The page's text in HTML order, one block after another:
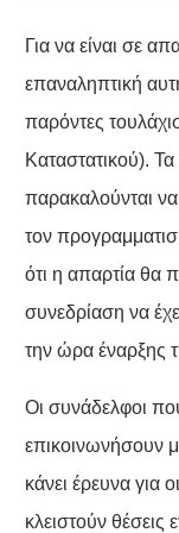
Για να είναι σε
επαναληπτική
παρόντες
Καταστατικού).
παρακαλούνται
τον
ότι η απαρτία θα
συνεδρίαση να
την ώρα έναρξης
Οι συνάδελφοι
επικοινωνήσουν
κάνει έρευνα για
κλειστούν θέσεις